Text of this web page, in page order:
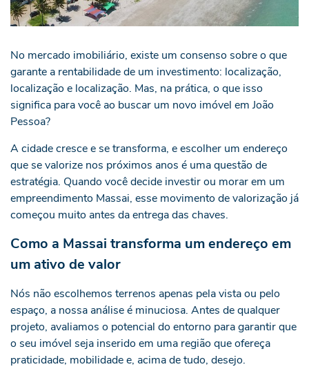
No mercado imobiliário, existe um consenso sobre o que
garante a rentabilidade de um investimento: localização,
localização e localização. Mas, na prática, o que isso
significa para você ao buscar um novo imóvel em João
Pessoa?
A cidade cresce e se transforma, e escolher um endereço
que se valorize nos próximos anos é uma questão de
estratégia. Quando você decide investir ou morar em um
empreendimento Massai, esse movimento de valorização já
começou muito antes da entrega das chaves.
Como a Massai transforma um endereço em
um ativo de valor
Nós não escolhemos terrenos apenas pela vista ou pelo
espaço, a nossa análise é minuciosa. Antes de qualquer
projeto, avaliamos o potencial do entorno para garantir que
o seu imóvel seja inserido em uma região que ofereça
praticidade, mobilidade e, acima de tudo, desejo.